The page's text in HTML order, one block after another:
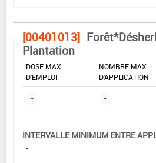
[00401013]
Plantation
DOSE MAX
D'EMPLOI
NOMBRE MAX
D'APPLICATION
- -
INTERVALLE MINIMUM ENTRE
-